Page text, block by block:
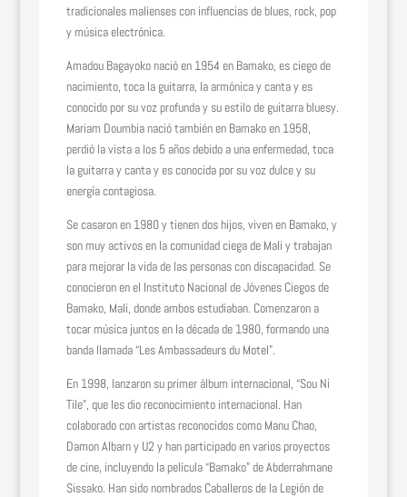
tradicionales malienses con influencias de blues, rock, pop
y música electrónica.
Amadou Bagayoko nació en 1954 en Bamako, es ciego de
nacimiento, toca la guitarra, la armónica y canta y es
conocido por su voz profunda y su estilo de guitarra bluesy.
Mariam Doumbia nació también en Bamako en 1958,
perdió la vista a los 5 años debido a una enfermedad, toca
la guitarra y canta y es conocida por su voz dulce y su
energía contagiosa.
Se casaron en 1980 y tienen dos hijos, viven en Bamako, y
son muy activos en la comunidad ciega de Mali y trabajan
para mejorar la vida de las personas con discapacidad. Se
conocieron en el Instituto Nacional de Jóvenes Ciegos de
Bamako, Mali, donde ambos estudiaban. Comenzaron a
tocar música juntos en la década de 1980, formando una
banda llamada “Les Ambassadeurs du Motel”.
En 1998, lanzaron su primer álbum internacional, “Sou Ni
Tile”, que les dio reconocimiento internacional. Han
colaborado con artistas reconocidos como Manu Chao,
Damon Albarn y U2 y han participado en varios proyectos
de cine, incluyendo la película “Bamako” de Abderrahmane
Sissako. Han sido nombrados Caballeros de la Legión de